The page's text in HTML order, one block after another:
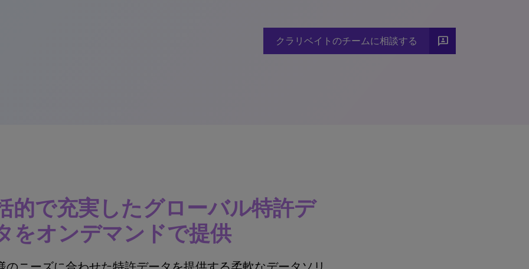
クラリベイトのチームに相談する 3P
的で充実したグローバル特許デ
をオンデマンドで提供